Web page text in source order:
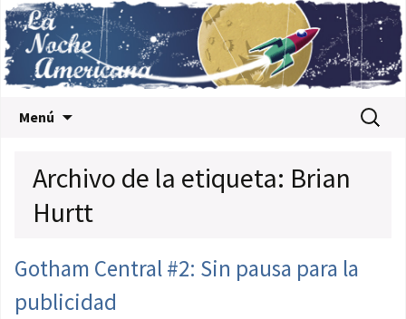
Menú Buscar:
Archivo de la etiqueta: Brian
Hurtt
Gotham Central #2: Sin pausa para la
publicidad